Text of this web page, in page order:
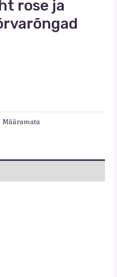
rose ja
Määramata